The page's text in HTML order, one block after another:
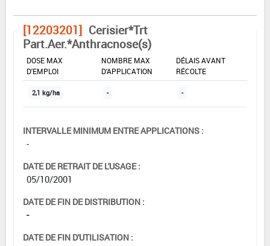
[12203201] Cerisier*Trt
Part.Aer.*Anthracnose(s)
DOSE MAX
D'EMPLOI
NOMBRE MAX
D'APPLICATION
DÉLAIS AVANT
RÉCOLTE
2,1 kg/ha - -
INTERVALLE MINIMUM ENTRE APPLICATIONS :
-
DATE DE RETRAIT DE L'USAGE :
05/10/2001
DATE DE FIN DE DISTRIBUTION :
-
DATE DE FIN D'UTILISATION :